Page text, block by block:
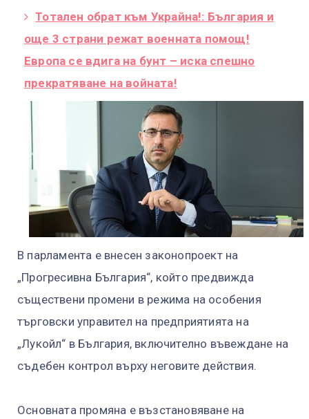
Тотален обрат към Украйна!: България и
още 3 страни режат военната помощ!
Европа се вдига на бунт – иска спешно
прекратяване на войната!
В парламента е внесен законопроект на
„Прогресивна България“, който предвижда
съществени промени в режима на особения
търговски управител на предприятията на
„Лукойл“ в България, включително въвеждане на
съдебен контрол върху неговите действия.
Основната промяна е възстановяване на